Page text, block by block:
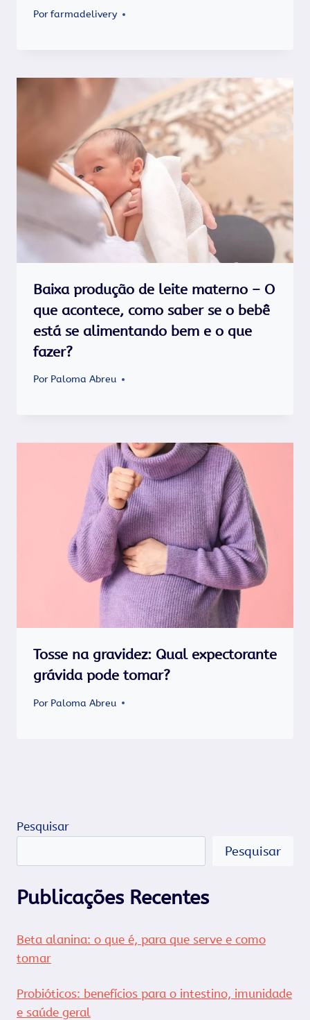
Porfarmadelivery
Baixa produção de leite materno – O
que acontece, como saber se o bebê
está se alimentando bem e o que
fazer?
Por Paloma Abreu
Tosse na gravidez: Qual expectorante
grávida pode tomar?
Por Paloma Abreu
Pesquisar
Pesquisar
Publicações Recentes
Beta alanina: o que é, para que serve e como
tomar
Probióticos: benefícios para o intestino, imunidade
e saúde geral